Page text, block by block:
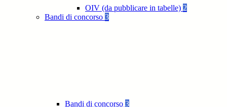
OIV (da pubblicare in tabelle) 2
Bandi di concorso 3
Bandi di concorso 3